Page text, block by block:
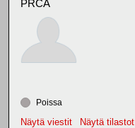
PRCA
Poissa
Näytä viestit
Näytä tilastot